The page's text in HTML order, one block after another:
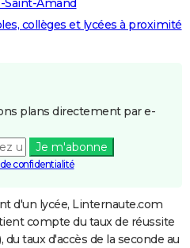
Saint-Amand
collèges et lycées à proximité
plans directement par e-
Je m'abonne
confidentialité
d'un lycée, Linternaute.com
compte du taux de réussite
du taux d'accès de la seconde au